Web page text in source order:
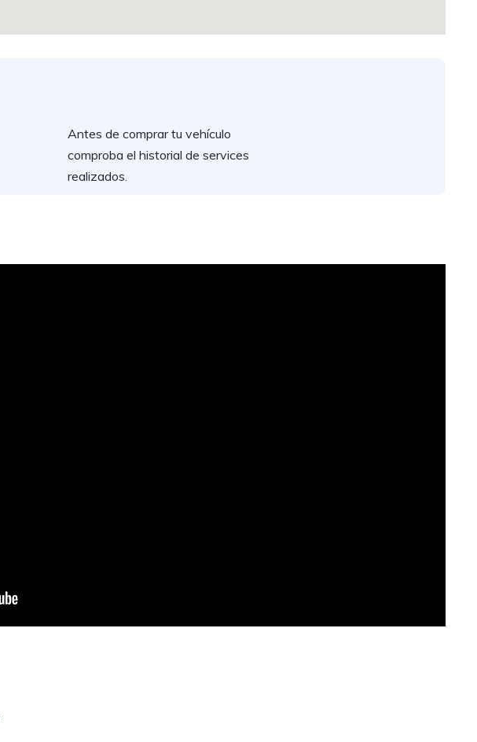
Antes de comprar tu vehículo
comproba el historial de services
realizados.